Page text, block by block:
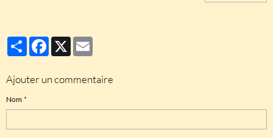
PartagerFacebook
X
Ajouter un commentaire
Nom